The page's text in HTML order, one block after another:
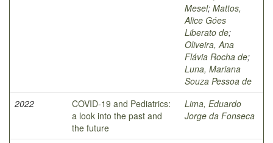
Mesel; Mattos,
Alice Góes
Liberato de;
Oliveira, Ana
Flávia Rocha de;
Luna, Mariana
Souza Pessoa de
2022
COVID-19 and Pediatrics:
a look into the past and
the future
Lima, Eduardo
Jorge da Fonseca